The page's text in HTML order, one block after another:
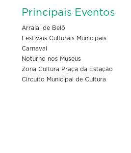
Principais Eventos
Arraial de Belô
Festivais Culturais Municipais
Carnaval
Noturno nos Museus
Zona Cultura Praça da Estação
Circuito Municipal de Cultura